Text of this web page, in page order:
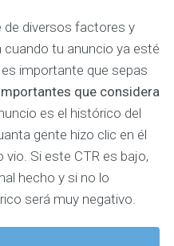
de diversos factores y
tu anuncio ya esté
importante que sepas
que considera
es el histórico del
gente hizo clic en él
Si este CTR es bajo,
hecho y si no lo
será muy negativo.